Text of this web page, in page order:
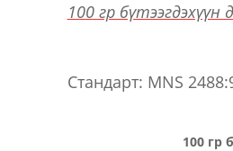
100 гр
Стандарт: MNS
100 гр